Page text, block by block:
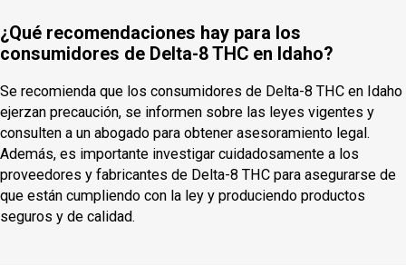
¿Qué recomendaciones hay para los
consumidores de Delta-8 THC en Idaho?
Se recomienda que los consumidores de Delta-8 THC en Idaho
ejerzan precaución, se informen sobre las leyes vigentes y
consulten a un abogado para obtener asesoramiento legal.
Además, es importante investigar cuidadosamente a los
proveedores y fabricantes de Delta-8 THC para asegurarse de
que están cumpliendo con la ley y produciendo productos
seguros y de calidad.